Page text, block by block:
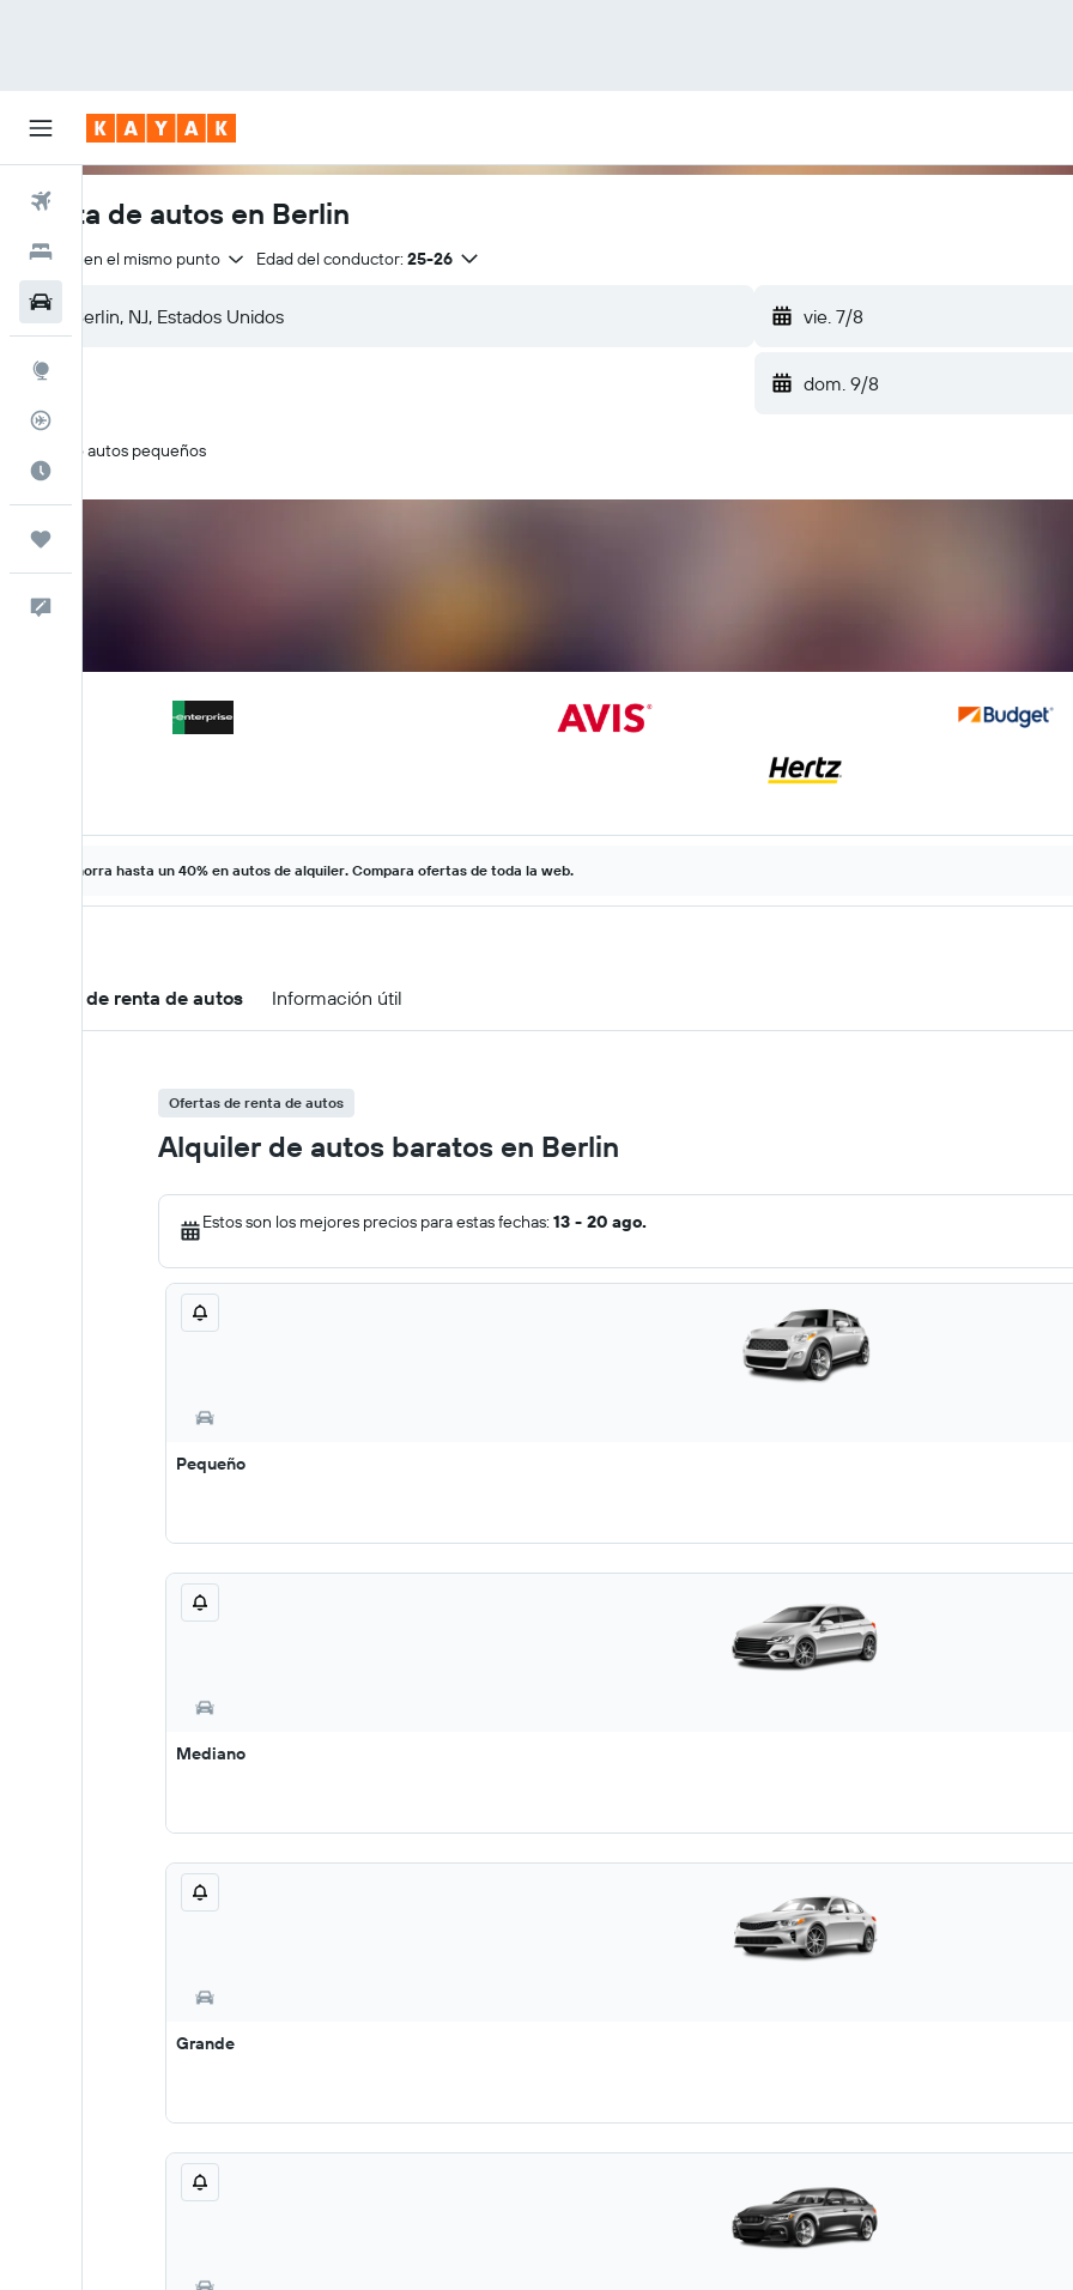
Vuelos
Hoteles
Renta de autos en Berlin
Entrega en el mismo punto Edad del conductor: 25-26
vie. 7/8
dom. 9/8
Solo autos pequeños
Ahorra hasta un 40% en autos de alquiler. Compara ofertas de toda la web.
Ofertas de renta de autos Información útil
Ofertas de renta de autos
Alquiler de autos baratos en Berlin
Estos son los mejores precios para estas fechas: 13 - 20 ago.
Pequeño
Mediano
Grande